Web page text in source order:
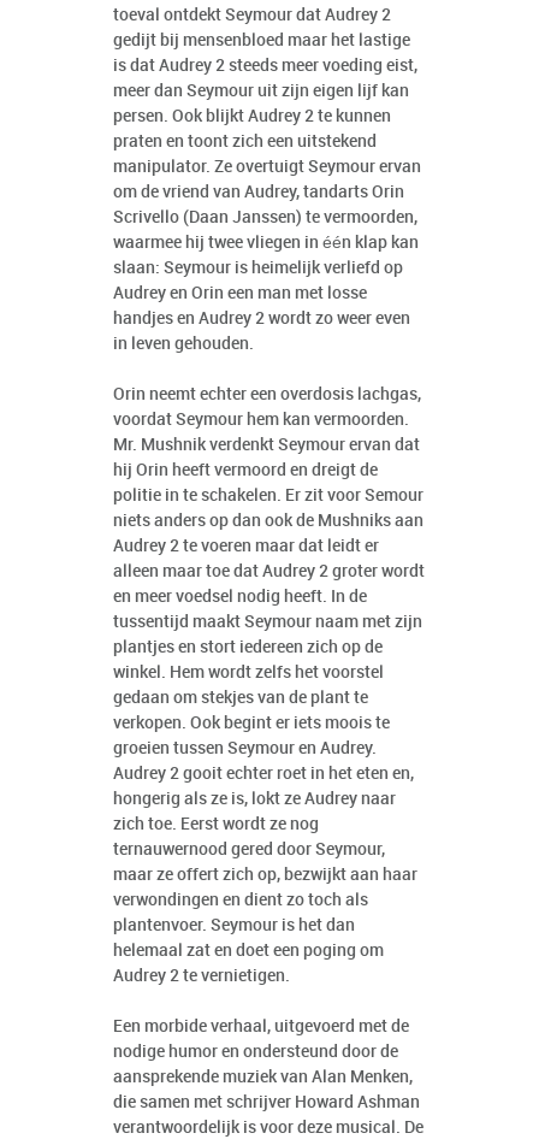
toeval ontdekt Seymour dat Audrey 2
gedijt bij mensenbloed maar het lastige
is dat Audrey 2 steeds meer voeding eist,
meer dan Seymour uit zijn eigen lijf kan
persen. Ook blijkt Audrey 2 te kunnen
praten en toont zich een uitstekend
manipulator. Ze overtuigt Seymour ervan
om de vriend van Audrey, tandarts Orin
Scrivello (Daan Janssen) te vermoorden,
waarmee hij twee vliegen in één klap kan
slaan: Seymour is heimelijk verliefd op
Audrey en Orin een man met losse
handjes en Audrey 2 wordt zo weer even
in leven gehouden.
Orin neemt echter een overdosis lachgas,
voordat Seymour hem kan vermoorden.
Mr. Mushnik verdenkt Seymour ervan dat
hij Orin heeft vermoord en dreigt de
politie in te schakelen. Er zit voor Semour
niets anders op dan ook de Mushniks aan
Audrey 2 te voeren maar dat leidt er
alleen maar toe dat Audrey 2 groter wordt
en meer voedsel nodig heeft. In de
tussentijd maakt Seymour naam met zijn
plantjes en stort iedereen zich op de
winkel. Hem wordt zelfs het voorstel
gedaan om stekjes van de plant te
verkopen. Ook begint er iets moois te
groeien tussen Seymour en Audrey.
Audrey 2 gooit echter roet in het eten en,
hongerig als ze is, lokt ze Audrey naar
zich toe. Eerst wordt ze nog
ternauwernood gered door Seymour,
maar ze offert zich op, bezwijkt aan haar
verwondingen en dient zo toch als
plantenvoer. Seymour is het dan
helemaal zat en doet een poging om
Audrey 2 te vernietigen.
Een morbide verhaal, uitgevoerd met de
nodige humor en ondersteund door de
aansprekende muziek van Alan Menken,
die samen met schrijver Howard Ashman
verantwoordelijk is voor deze musical. De